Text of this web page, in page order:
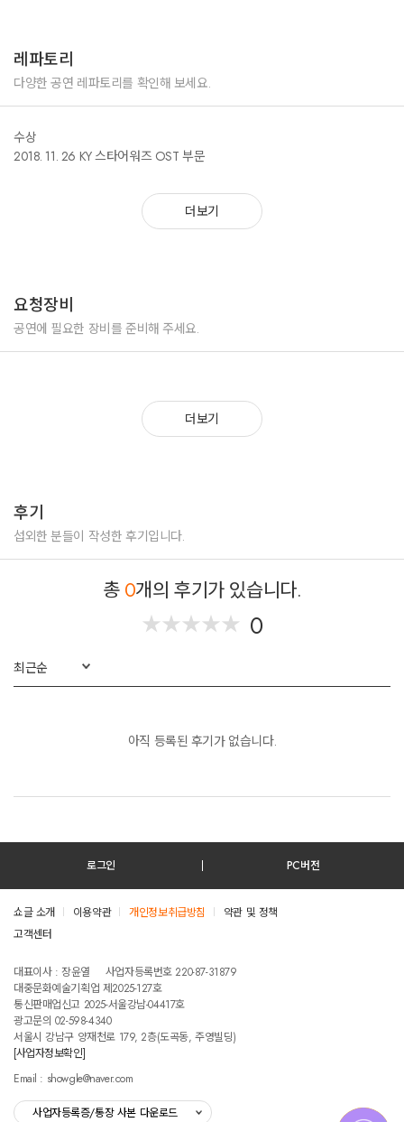
2017. 05. 06 전인권 단독콘서트 게스트
2017. 05. 12 함께 걷는 봄의 노래
2017. 05. 16 광동제약 콘서트
2017. 06. 09 이한열 문화제
2017. 07. 29 아리랑라디오 Sound K 제주 오픈스튜디오
2017. 08. 12 2017 DMZ평화콘서트
2017. 09. 23 부평 풍물대축제
2017. 09. 24 렛츠락 페스티벌
2017. 10. 22 평택 영필름 페스티벌 축하공연
2018. 03. 09 롤링홀 23주년 기념공연
2018. 04. 28 V’s PICK vol.5
2018. 05. 18 My song for you vol.5
2018. 07. 15 Smile, Love, Weekend
2018. 07. 20 ~ 07. 22 안예은 2집 발매기념 단독공연 ‘O’
2018. 08. 25 여수 청춘콘서트
2018. 09. 16 실패박람회 희망의 작은 콘서트
2018. 10. 06 전등사 가을음악회
2018. 10. 08 광주 추억의 충장축제 세대공감 콘서트 젊음의 행진
2018. 10. 24 소방공무원과 함께하는 브라보 마이 라이프
2018. 10. 27 역사토크 음악과 함께 하는 역사이야기
2018. 12. 04 청소년 하모니 뮤직 페스타 축하공연
2018. 03. 03 롤링 24주년 기념공연 Vol.21
2019. 04. 27 렛츠스프링 페스티벌
2019. 05. 15 이화여대 대동제 공연
2019. 05. 23 이화여대 오월드림
2019. 05. 26 마녀성의 춘몽가
2019. 06. 28 제 50회 라이브클럽데이
2019. 06. 29 강화의 달밤 콘서트 야행
2019. 07. 12 유튜브 ‘기자실 라이브‘ 채널 라이브 공연
2019. 07. 13 낙락 오브 재즈 칸타빌레 제주
2019. 07. 20 낙락 오브 재즈 칸타빌레 대구
2019. 08. 03 노는 물이 달라 프로젝트 노물달
2019. 08. 24 낙락 오브 재즈 칸타빌레 익산
레파토리
다양한 공연 레파토리를 확인해 보세요.
수상
2018. 11. 26 KY 스타어워즈 OST 부문
더보기
요청장비
공연에 필요한 장비를 준비해 주세요.
더보기
후기
섭외한 분들이 작성한 후기입니다.
총 0개의 후기가 있습니다.
★★★★★
★★★★★ 0
최근순
아직 등록된 후기가 없습니다.
로그인 PC버전
쇼글 소개 이용약관 개인정보취급방침
약관 및 정책
고객센터
대표이사 : 장윤열
사업자등록번호 220-87-31879
대중문화예술기획업 제2025-127호
통신판매업신고 2025-서울강남-04417호
광고문의 02-598-4340
서울시 강남구 양재천로 179, 2층(도곡동, 주영빌딩)
[사업자정보확인]
Email : showgle@naver.com
사업자등록증/통장 사본 다운로드